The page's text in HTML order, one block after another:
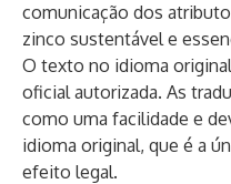
comunicação dos
zinco sustentável e
O texto no idioma
oficial autorizada. As
como uma facilidade e
idioma original, que é a
efeito legal.